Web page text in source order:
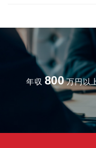
年収 800 万円以